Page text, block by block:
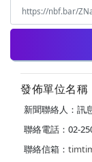
發佈單位名稱
新聞聯絡人：訊
聯絡電話：02-
聯絡信箱：